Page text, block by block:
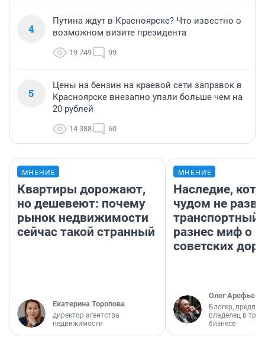
4
Путина ждут в Красноярске? Что известно о
возможном визите президента
19 749 99
5
Цены на бензин на краевой сети заправок в
Красноярске внезапно упали больше чем на
20 рублей
14 388 60
МНЕНИЕ
Квартиры дорожают,
но дешевеют: почему
рынок недвижимости
сейчас такой странный
Екатерина Торопова
директор агентства
недвижимости
МНЕНИЕ
Наследие,
чудом не
транспортный
разнес миф о
советских
Олег Арефьев
Блогер,
владелец в
бизнесе